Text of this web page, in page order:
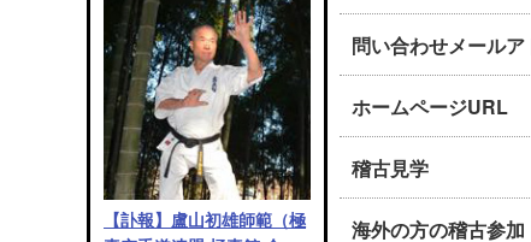
【訃報】盧山初雄師範（極
問い合わせメールア
ホームページURL
稽古見学
海外の方の稽古参加